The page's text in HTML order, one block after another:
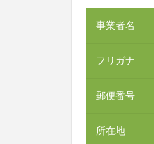
事業者名
フリガナ
郵便番号
所在地